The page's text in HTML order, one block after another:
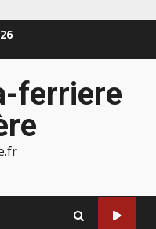
ferriere